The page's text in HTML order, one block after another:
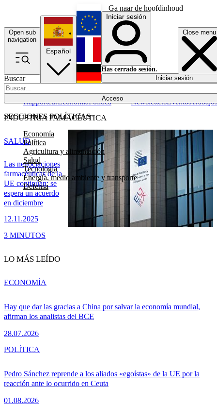
Ga naar de hoofdinhoud
Open sub
navigation
Close menu
Buscar
Acceso
SECCIONES POLÍTICAS
Economía
Política
Agricultura y alimentación
Salud
Tecnología
Energía, medio ambiente y transporte
Defensa
RapporteurEconomíaPolítica NewslettersEventosTrabajos
Español
English
Français
Iniciar sesión
Has cerrado sesión.
Iniciar sesión
INDUSTRIA FAMACÉUTICA
Las negociaciones
farmacéuticas de la
UE continúan: se
espera un acuerdo
en diciembre
12.11.2025
SALUD
3 MINUTOS
LO MÁS LEÍDO
Hay que dar las gracias a China por salvar la economía mundial,
afirman los analistas del BCE
28.07.2026
ECONOMÍA
Pedro Sánchez reprende a los aliados «egoístas» de la UE por la
reacción ante lo ocurrido en Ceuta
01.08.2026
POLÍTICA